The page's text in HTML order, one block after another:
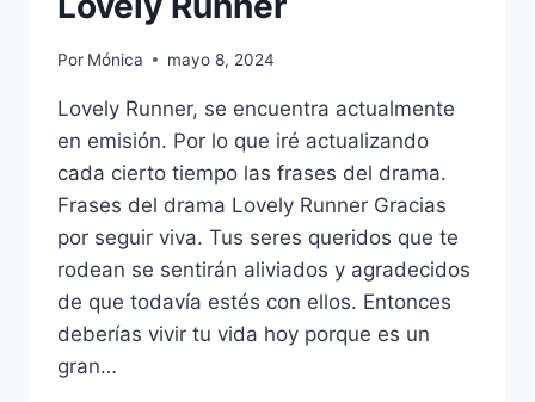
Por Mónica mayo 8, 2024
Lovely Runner, se encuentra actualmente
en emisión. Por lo que iré actualizando
cada cierto tiempo las frases del drama.
Frases del drama Lovely Runner Gracias
por seguir viva. Tus seres queridos que te
rodean se sentirán aliviados y agradecidos
de que todavía estés con ellos. Entonces
deberías vivir tu vida hoy porque es un
gran…